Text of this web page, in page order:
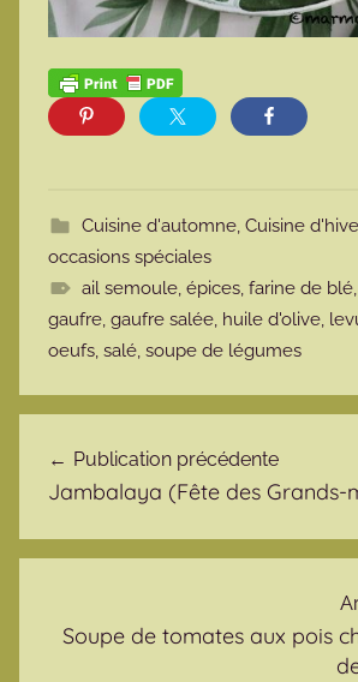
Cuisine d'automne, Cuisine
occasions spéciales
ail semoule, épices, farine de blé,
gaufre, gaufre salée, huile d'olive,
oeufs, salé, soupe de légumes
Publication précédente
Jambalaya (Fête des Grands-
Soupe de tomates aux pois